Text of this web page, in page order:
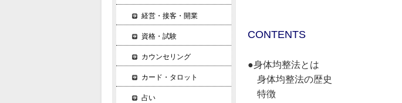
CONTENTS
●身体均整法とは
身体均整法の歴史
特徴
経営・接客・開業
資格・試験
カウンセリング
カード・タロット
占い